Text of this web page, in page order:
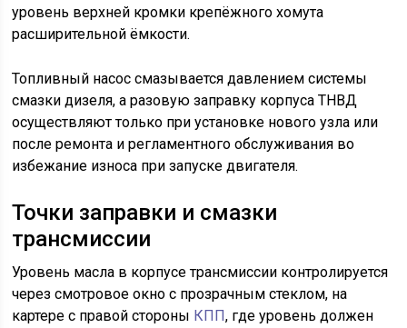
уровень верхней кромки крепёжного хомута
расширительной ёмкости.
Топливный насос смазывается давлением системы
смазки дизеля, а разовую заправку корпуса ТНВД
осуществляют только при установке нового узла или
после ремонта и регламентного обслуживания во
избежание износа при запуске двигателя.
Точки заправки и смазки
трансмиссии
Уровень масла в корпусе трансмиссии контролируется
через смотровое окно с прозрачным стеклом, на
картере с правой стороны КПП, где уровень должен